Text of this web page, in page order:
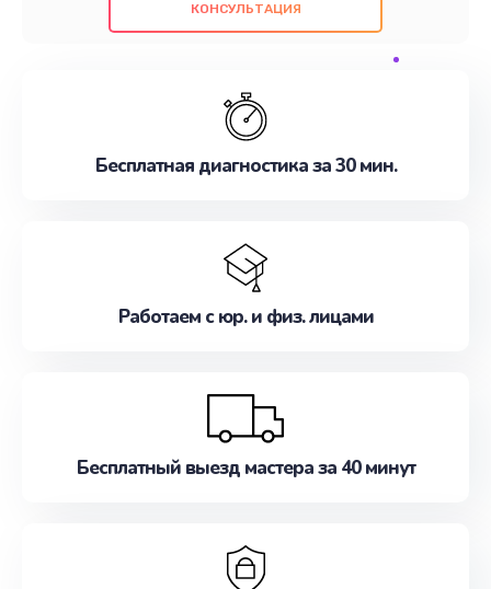
проведенных работ. Наша цель - предоставить
наилучшим образом. Не медлите записаться на
КОНСУЛЬТАЦИЯ
Бесплатная диагностика за 30 мин.
Работаем с юр. и физ. лицами
Бесплатный выезд мастера за 40 минут